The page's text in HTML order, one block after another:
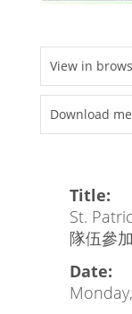
View in
Download
Title:
St.
隊伍參
Date: